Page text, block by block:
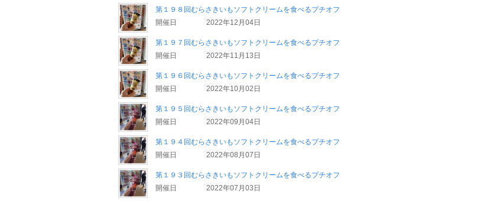
第１９８回むらさきいもソフトクリームを食べるプチオフ
開催日
2022年12月04日
第１９７回むらさきいもソフトクリームを食べるプチオフ
開催日
2022年11月13日
第１９６回むらさきいもソフトクリームを食べるプチオフ
開催日
2022年10月02日
第１９５回むらさきいもソフトクリームを食べるプチオフ
開催日
2022年09月04日
第１９４回むらさきいもソフトクリームを食べるプチオフ
開催日
2022年08月07日
第１９３回むらさきいもソフトクリームを食べるプチオフ
開催日
2022年07月03日